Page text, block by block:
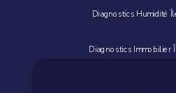
Diagnostics Humidité
Diagnostics Immobilier